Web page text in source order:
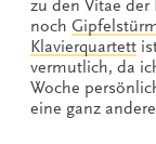
zu den Vitae
noch
Klavierquartett
vermutlich, da
Woche
eine ganz